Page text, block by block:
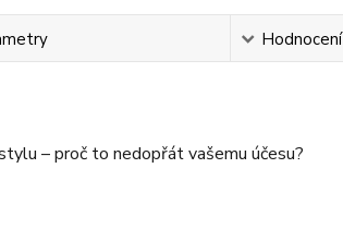
Hodnocení
– proč to nedopřát vašemu účesu?